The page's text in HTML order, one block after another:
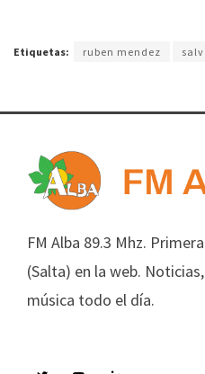
Etiquetas: ruben mendez
FM Alba 89.3 Mhz.
(Salta) en la web.
música todo el día.